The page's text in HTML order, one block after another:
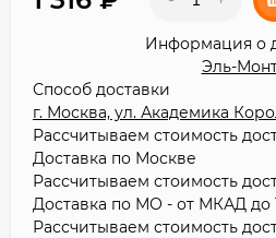
Информация о
Эль-
Способ доставки
г. Москва, ул. Академика
Рассчитываем стоимость
Доставка по Москве
Рассчитываем стоимость
Доставка по МО - от МКАД до
Рассчитываем стоимость